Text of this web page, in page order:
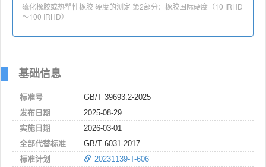
硫化橡胶或热塑性橡胶 硬度的测定 第2部分：橡胶国际硬度（10 IRHD
～100 IRHD）
基础信息
标准号
GB/T 39693.2-2025
发布日期
2025-08-29
实施日期
2026-03-01
全部代替标准
GB/T 6031-2017
标准计划
20231139-T-606